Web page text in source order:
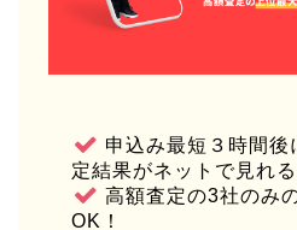
申込み最短３時間後
定結果がネットで見れる
高額査定の3社のみ
OK！